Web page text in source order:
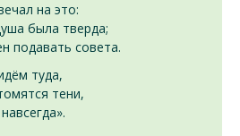
на это:
была тверда;
подавать совета.
туда,
тени,